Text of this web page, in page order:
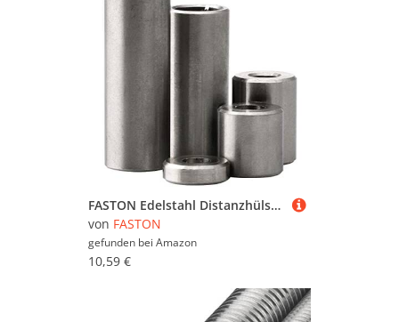
FASTON Edelstahl Distanzhülsen M6 Ø innen 6 mm (4 Stück) Edelstahlhülse Hülsen aus Edelstahl A2 Abstandshülsen Distanzbuchsen Distanzrohr Ø Außen 8 mm Länge 20 mm
von FASTON
gefunden bei Amazon
10,59 €